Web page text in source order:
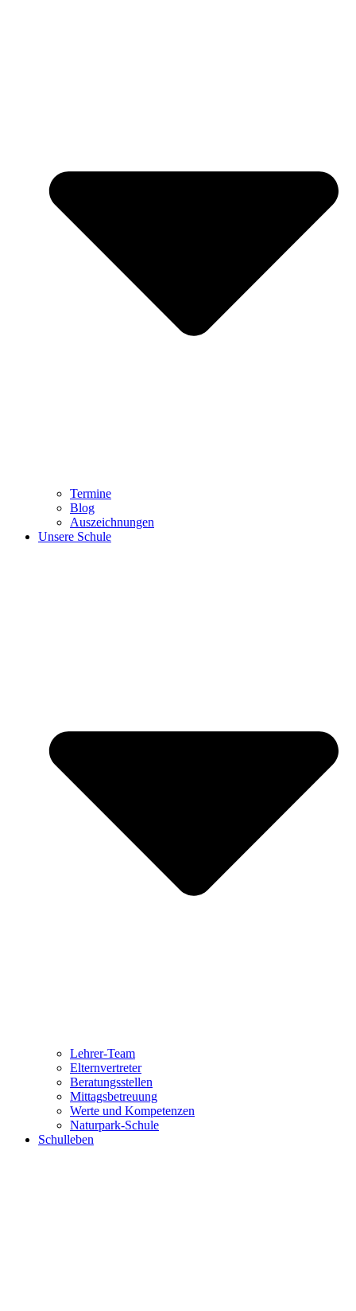
Termine
Blog
Auszeichnungen
Unsere Schule
Lehrer-Team
Elternvertreter
Beratungsstellen
Mittagsbetreuung
Werte und Kompetenzen
Naturpark-Schule
Schulleben